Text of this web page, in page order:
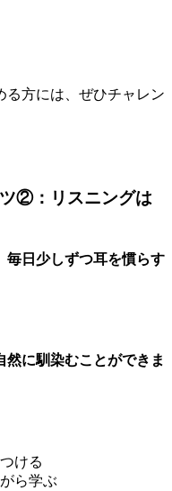
る方には、ぜひチャレン
②：リスニングは
毎日少しずつ耳を慣らす
に馴染むことができま
ける
ら学ぶ